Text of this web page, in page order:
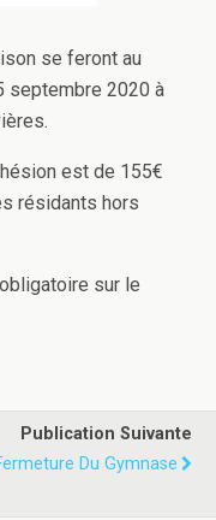
se feront au
septembre 2020 à
est de 155€
résidants hors
sur le
Publication Suivante
Du Gymnase